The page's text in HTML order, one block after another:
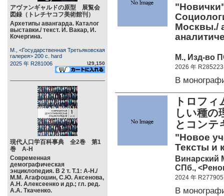
アヴァンギャルドの原型 展覧会
図録（トレチヤコフ美術館刊）
Архетипы авангарда. Каталог
выставки./ текст. И. Вакар, И.
Кочергина.
М., <Государственная Третьяковская
галерея> 200 c. hard
2025 年 R281006
\29,150
現代人口学百科事典 全2巻 第1
巻 А-Н
Современная
демографическая
энциклопедия. В 2 т. Т.1: А-Н./
М.М. Агафошин, С.Ю. Аксенова,
А.Н. Алексеенко и др.; гл. ред.
А.А. Ткаченко.
Москвы./
М., Изд-во
2026 年 R285223
В
トロフ
しい種の
とコン
"Новое
Тексты и
Винарский
СПб.,
2024 年 R277905
В